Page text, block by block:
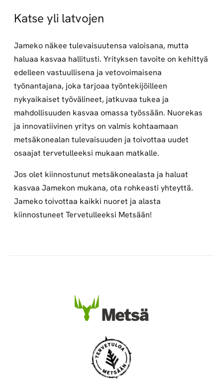
Katse yli latvojen
Jameko näkee tulevaisuutensa valoisana, mutta
haluaa kasvaa hallitusti. Yrityksen tavoite on kehittyä
edelleen vastuullisena ja vetovoimaisena
työnantajana, joka tarjoaa työntekijöilleen
nykyaikaiset työvälineet, jatkuvaa tukea ja
mahdollisuuden kasvaa omassa työssään. Nuorekas
ja innovatiivinen yritys on valmis kohtaamaan
metsäkonealan tulevaisuuden ja toivottaa uudet
osaajat tervetulleeksi mukaan matkalle.
Jos olet kiinnostunut metsäkonealasta ja haluat
kasvaa Jamekon mukana, ota rohkeasti yhteyttä.
Jameko toivottaa kaikki nuoret ja alasta
kiinnostuneet Tervetulleeksi Metsään!